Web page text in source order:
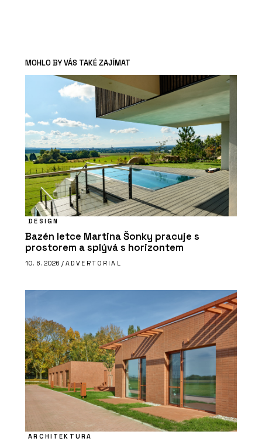
MOHLO BY VÁS TAKÉ ZAJÍMAT
DESIGN
Bazén letce Martina Šonky pracuje s
prostorem a splývá s horizontem
10. 6. 2026 / ADVERTORIAL
ARCHITEKTURA